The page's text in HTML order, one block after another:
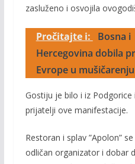
zasluženo i osvojila
Pročitajte i:
Bosna i
Hercegovina dobila
Evrope u mušičarenju
Gostiju je bilo i iz
prijatelji ove manifestacije.
Restoran i splav ”Apolon”
odličan organizator i dobar